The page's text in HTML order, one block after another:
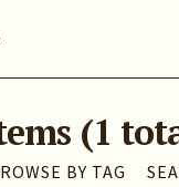
(1
BY TAG